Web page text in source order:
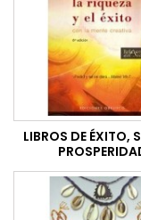
LIBROS DE ÉXITO,